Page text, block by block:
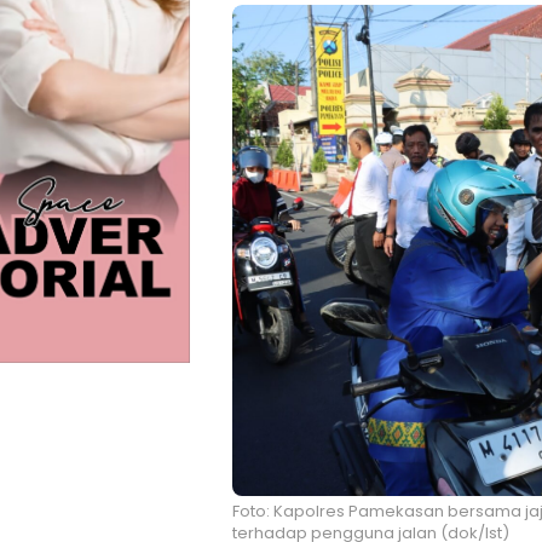
Foto: Kapolres Pamekasan bersama
terhadap pengguna jalan (dok/Ist)